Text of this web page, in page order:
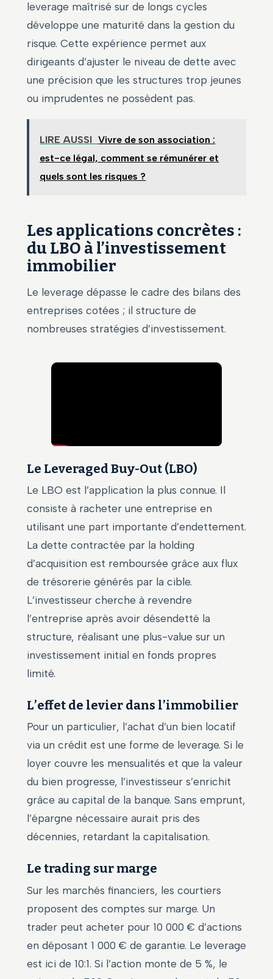
leverage maîtrisé sur de longs cycles
développe une maturité dans la gestion du
risque. Cette expérience permet aux
dirigeants d’ajuster le niveau de dette avec
une précision que les structures trop jeunes
ou imprudentes ne possèdent pas.
LIRE AUSSI Vivre de son association :
est-ce légal, comment se rémunérer et
quels sont les risques ?
Les applications concrètes :
du LBO à l’investissement
immobilier
Le leverage dépasse le cadre des bilans des
entreprises cotées ; il structure de
nombreuses stratégies d’investissement.
Le Leveraged Buy-Out (LBO)
Le LBO est l’application la plus connue. Il
consiste à racheter une entreprise en
utilisant une part importante d’endettement.
La dette contractée par la holding
d’acquisition est remboursée grâce aux flux
de trésorerie générés par la cible.
L’investisseur cherche à revendre
l’entreprise après avoir désendetté la
structure, réalisant une plus-value sur un
investissement initial en fonds propres
limité.
L’effet de levier dans l’immobilier
Pour un particulier, l’achat d’un bien locatif
via un crédit est une forme de leverage. Si le
loyer couvre les mensualités et que la valeur
du bien progresse, l’investisseur s’enrichit
grâce au capital de la banque. Sans emprunt,
l’épargne nécessaire aurait pris des
décennies, retardant la capitalisation.
Le trading sur marge
Sur les marchés financiers, les courtiers
proposent des comptes sur marge. Un
trader peut acheter pour 10 000 € d’actions
en déposant 1 000 € de garantie. Le leverage
est ici de 10:1. Si l’action monte de 5 %, le